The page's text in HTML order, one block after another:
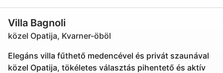
Villa Bagnoli
közel Opatija, Kvarner-öböl
Elegáns villa fűthető medencével és privát szaunával
közel Opatija, tökéletes választás pihentető és aktív